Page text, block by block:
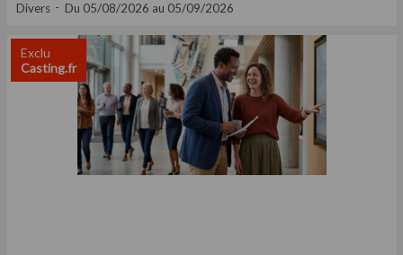
Divers Du 05/08/2026 au 05/09/2026
Exclu
Casting.fr